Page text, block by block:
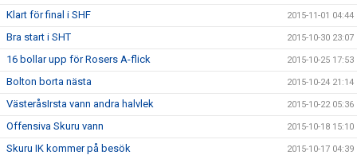
Klart för final i SHF 2015-11-01 04:44
Bra start i SHT 2015-10-30 23:07
16 bollar upp för Rosers A-flick 2015-10-25 17:53
Bolton borta nästa 2015-10-24 21:14
VästeråsIrsta vann andra halvlek 2015-10-22 05:36
Offensiva Skuru vann 2015-10-18 15:10
Skuru IK kommer på besök 2015-10-17 04:39